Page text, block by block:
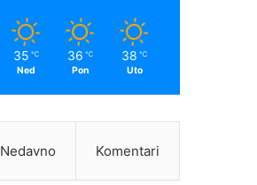
35 ℃
Ned
36 ℃
Pon
38 ℃
Uto
Nedavno Komentari